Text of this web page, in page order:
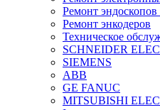
Ремонт эндоскопов
Ремонт энкодеров
Техническое
SCHNEIDER
SIEMENS
ABB
GE FANUC
MITSUBISHI